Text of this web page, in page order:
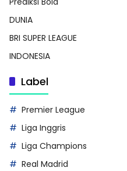
DUNIA
BRI SUPER LEAGUE
INDONESIA
Label
Premier League
Liga Inggris
Liga Champions
Real Madrid